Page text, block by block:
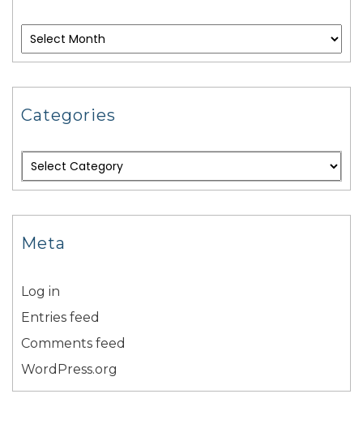
Categories
Meta
Log in
Entries feed
Comments feed
WordPress.org